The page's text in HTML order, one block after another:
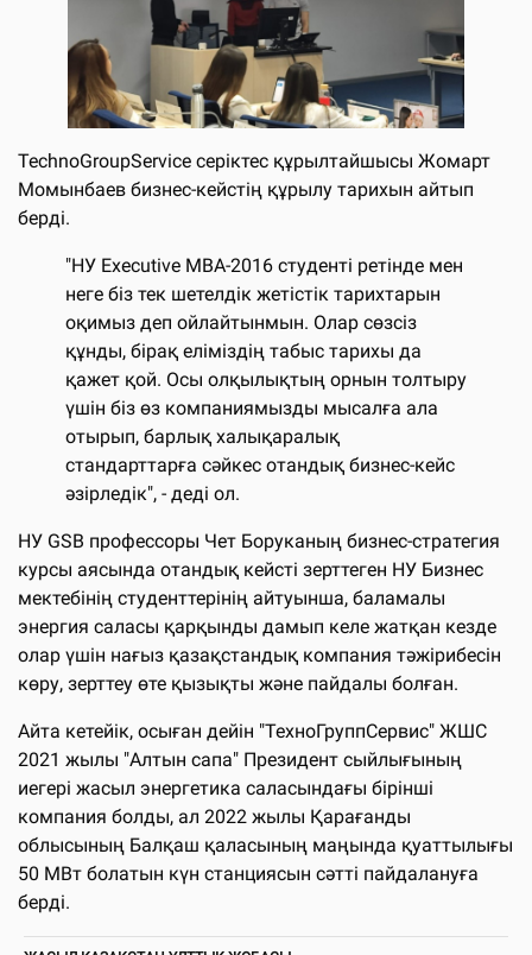
TechnoGroupService серіктес құрылтайшысы Жомарт
Момынбаев бизнес-кейстің құрылу тарихын айтып
берді.
"НУ Executive MBA-2016 студенті ретінде мен
неге біз тек шетелдік жетістік тарихтарын
оқимыз деп ойлайтынмын. Олар сөзсіз
құнды, бірақ еліміздің табыс тарихы да
қажет қой. Осы олқылықтың орнын толтыру
үшін біз өз компаниямызды мысалға ала
отырып, барлық халықаралық
стандарттарға сәйкес отандық бизнес-кейс
әзірледік", - деді ол.
НУ GSB профессоры Чет Боруканың бизнес-стратегия
курсы аясында отандық кейсті зерттеген НУ Бизнес
мектебінің студенттерінің айтуынша, баламалы
энергия саласы қарқынды дамып келе жатқан кезде
олар үшін нағыз қазақстандық компания тәжірибесін
көру, зерттеу өте қызықты және пайдалы болған.
Айта кетейік, осыған дейін "ТехноГруппСервис" ЖШС
2021 жылы "Алтын сапа" Президент сыйлығының
иегері жасыл энергетика саласындағы бірінші
компания болды, ал 2022 жылы Қарағанды ​​
облысының Балқаш қаласының маңында қуаттылығы
50 МВт болатын күн станциясын сәтті пайдалануға
берді.